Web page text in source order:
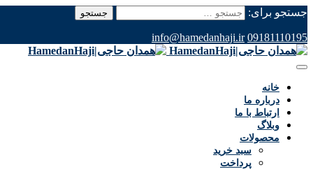
جستجو برای:
09181110195
info@hamedanhaji.ir
خانه
درباره ما
ارتباط با ما
وبلاگ
محصولات
سبد خرید
پرداخت